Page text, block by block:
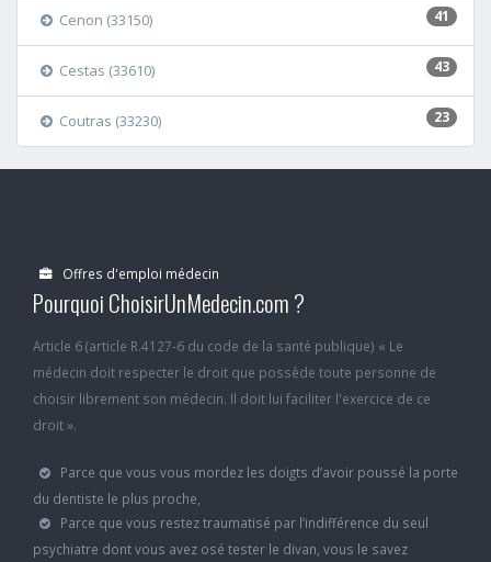
41
Cenon (33150)
43
Cestas (33610)
23
Coutras (33230)
Offres d'emploi médecin
Pourquoi ChoisirUnMedecin.com ?
Article 6 (article R.4127-6 du code de la santé publique) « Le
médecin doit respecter le droit que possède toute personne de
choisir librement son médecin. Il doit lui faciliter l'exercice de ce
droit ».
Parce que vous vous mordez les doigts d’avoir poussé la porte
du dentiste le plus proche,
Parce que vous restez traumatisé par l’indifférence du seul
psychiatre dont vous avez osé tester le divan, vous le savez